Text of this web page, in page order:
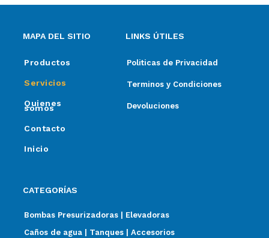
MAPA DEL SITIO
Productos
Servicios
Quienes
somos
Contacto
Inicio
LINKS ÚTILES
Politicas de Privacidad
Terminos y Condiciones
Devoluciones
CATEGORÍAS
Bombas Presurizadoras | Elevadoras
Caños de agua | Tanques | Accesorios